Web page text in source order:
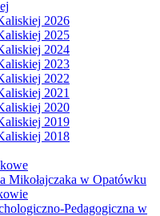
2026
2025
2024
2023
2022
2021
2020
2019
2018
Mikołajczaka w Opatówku
Pedagogiczna w